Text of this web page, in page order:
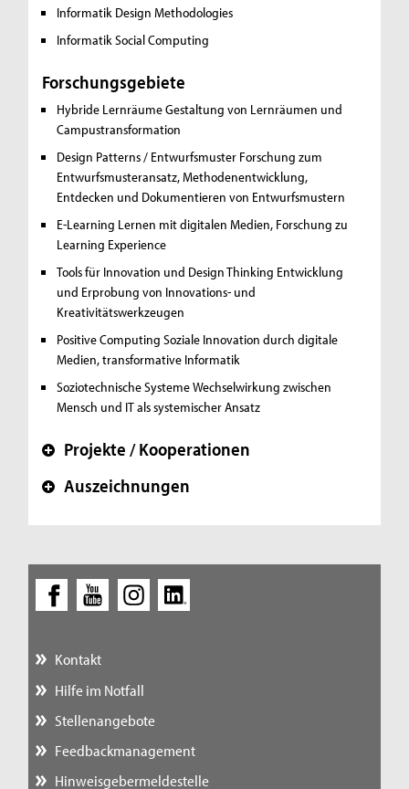
Informatik Design Methodologies
InformatikSocial Computing
Forschungsgebiete
Hybride LernräumeGestaltung von Lernräumen und
Campustransformation
Design Patterns / Entwurfsmuster Forschung zum
Entwurfsmusteransatz, Methodenentwicklung,
Entdecken und Dokumentieren von Entwurfsmustern
E-Learning Lernen mit digitalen Medien, Forschung zu
Learning Experience
Tools für Innovation und Design Thinking Entwicklung
und Erprobung von Innovations- und
Kreativitätswerkzeugen
Positive Computing Soziale Innovation durch digitale
Medien, transformative Informatik
Soziotechnische SystemeWechselwirkung zwischen
Mensch und IT als systemischer Ansatz
+ Projekte / Kooperationen
+ Auszeichnungen
Kontakt
Hilfe im Notfall
Stellenangebote
Feedbackmanagement
Hinweisgebermeldestelle